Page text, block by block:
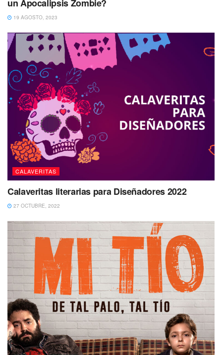
un Apocalipsis Zombie?
19 AGOSTO, 2023
CALAVERITAS
Calaveritas literarias para Diseñadores 2022
27 OCTUBRE, 2022